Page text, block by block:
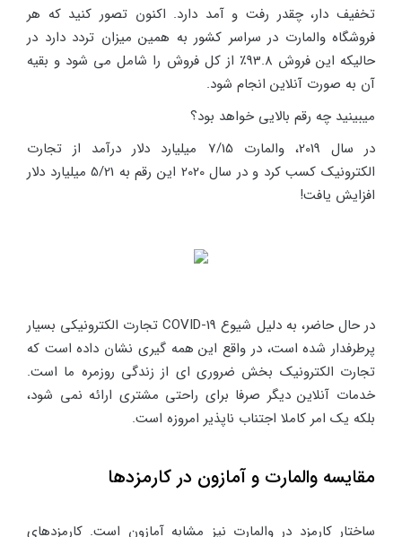
تخفیف دار، چقدر رفت و آمد دارد. اکنون تصور کنید که هر
فروشگاه والمارت در سراسر کشور به همین میزان تردد دارد در
حالیکه این فروش 93.8٪ از کل فروش را شامل می شود و بقیه
آن به صورت آنلاین انجام شود.
میبینید چه رقم بالایی خواهد بود؟
در سال 2019، والمارت 7/15 میلیارد دلار درآمد از تجارت
الکترونیک کسب کرد و در سال 2020 این رقم به 5/21 میلیارد دلار
افزایش یافت!
در حال حاضر، به دلیل شیوع COVID-19 تجارت الکترونیکی بسیار
پرطرفدار شده است، در واقع این همه گیری نشان داده است که
تجارت الکترونیک بخش ضروری ای از زندگی روزمره ما است.
خدمات آنلاین دیگر صرفا برای راحتی مشتری ارائه نمی شود،
بلکه یک امر کاملا اجتناب ناپذیر امروزه است.
مقایسه والمارت و آمازون در کارمزدها
ساختار کارمزد در والمارت نیز مشابه آمازون است. کارمزدهای